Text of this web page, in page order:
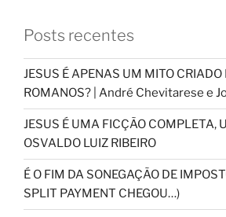
Posts recentes
JESUS É APENAS UM MITO CRIADO
ROMANOS? | André Chevitarese e
JESUS É UMA FICÇÃO COMPLETA,
OSVALDO LUIZ RIBEIRO
É O FIM DA SONEGAÇÃO DE
SPLIT PAYMENT CHEGOU…)